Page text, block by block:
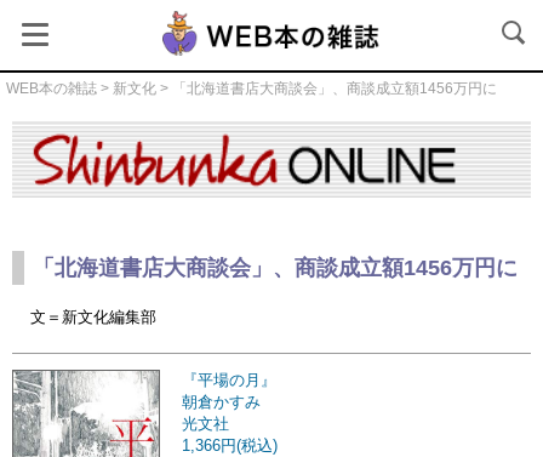
WEB本の雑誌 > 新文化 > 「北海道書店大商談会」、商談成立額1456万円に
「北海道書店大商談会」、商談成立額1456万円に
文＝新文化編集部
『平場の月』
朝倉かすみ
光文社
1,366円(税込)